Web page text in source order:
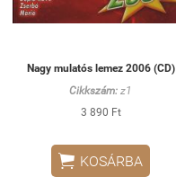
Nagy mulatós lemez 2006 (CD)
Cikkszám: z1
3 890 Ft
 KOSÁRBA